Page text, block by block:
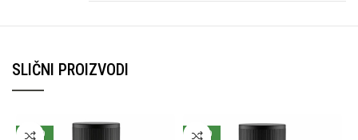
SLIČNI PROIZVODI
NOVO NOVO